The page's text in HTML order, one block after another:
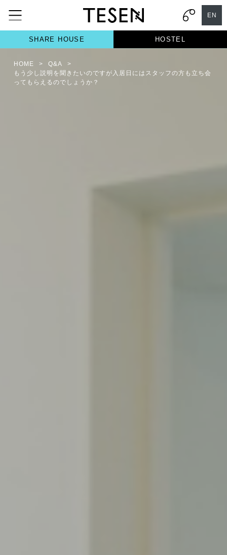
EN
SHARE HOUSE HOSTEL
HOME > Q&A
>
もう少し説明を聞きたいのですが入居日にはスタッフの方も立ち会
ってもらえるのでしょうか？